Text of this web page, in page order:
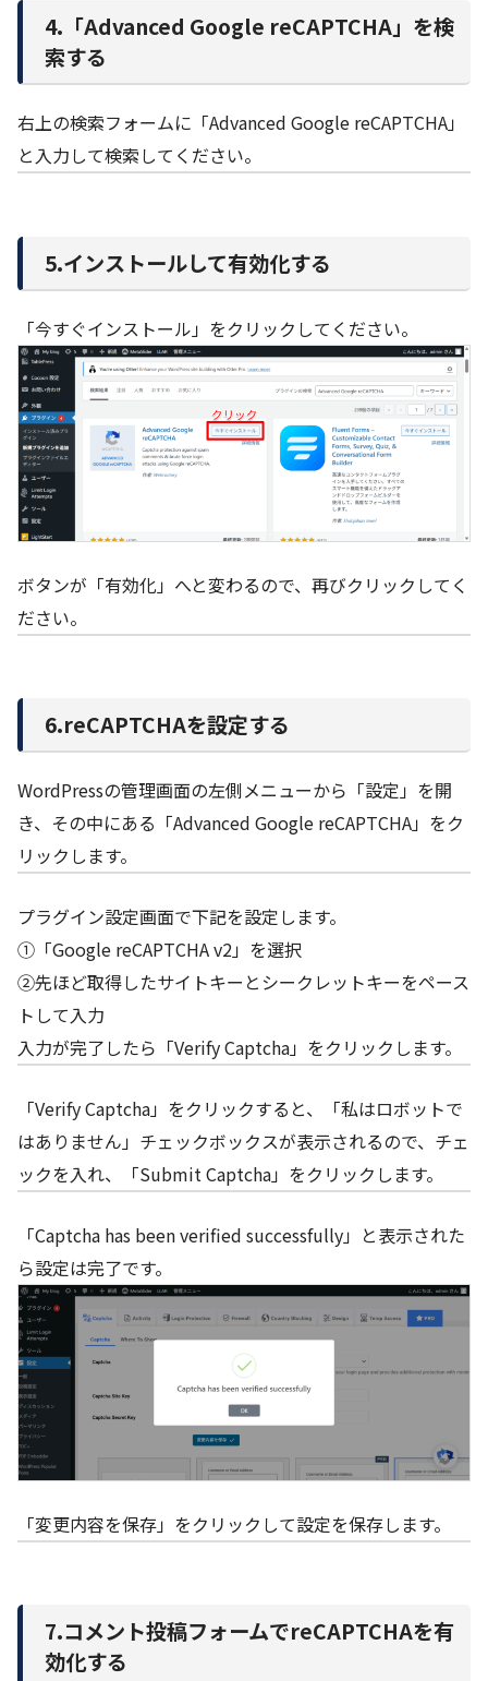
4.「Advanced Google reCAPTCHA」を検
索する
右上の検索フォームに「Advanced Google reCAPTCHA」
と入力して検索してください。
5.インストールして有効化する
「今すぐインストール」をクリックしてください。
ボタンが「有効化」へと変わるので、再びクリックしてく
ださい。
6.reCAPTCHAを設定する
WordPressの管理画面の左側メニューから「設定」を開
き、その中にある「Advanced Google reCAPTCHA」をク
リックします。
プラグイン設定画面で下記を設定します。
①「Google reCAPTCHA v2」を選択
②先ほど取得したサイトキーとシークレットキーをペース
トして入力
入力が完了したら「Verify Captcha」をクリックします。
「Verify Captcha」をクリックすると、「私はロボットで
はありません」チェックボックスが表示されるので、チェ
ックを入れ、「Submit Captcha」をクリックします。
「Captcha has been verified successfully」と表示された
ら設定は完了です。
「変更内容を保存」をクリックして設定を保存します。
7.コメント投稿フォームでreCAPTCHAを有
効化する